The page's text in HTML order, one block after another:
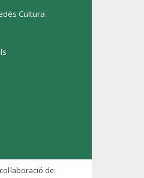
Cultura
de: